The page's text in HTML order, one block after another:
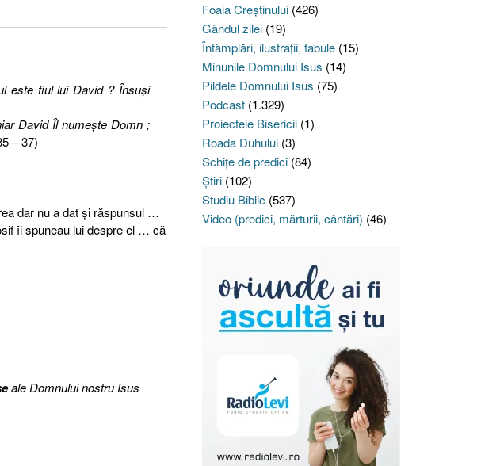
este fiul lui David ? Însuşi
David Îl numeşte Domn ;
– 37)
dar nu a dat şi răspunsul …
îi spuneau lui despre el … că
ale Domnului nostru Isus
Foaia Creştinului(426)
Gândul zilei(19)
Întâmplări, ilustraţii, fabule(15)
Minunile Domnului Isus (14)
Pildele Domnului Isus (75)
Podcast(1.329)
Proiectele Bisericii(1)
Roada Duhului(3)
Schiţe de predici(84)
Ştiri(102)
Studiu Biblic (537)
Video (predici, mărturii, cântări) (46)